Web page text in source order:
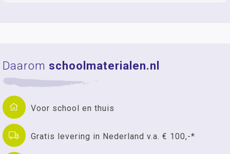
Daarom schoolmaterialen.nl
Voor school en thuis
Gratis levering in Nederland v.a. € 100,-*